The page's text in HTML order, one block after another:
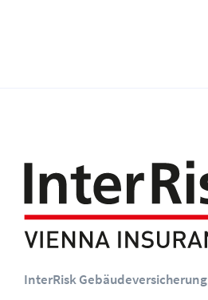
InterRisk Gebäude­versicherung